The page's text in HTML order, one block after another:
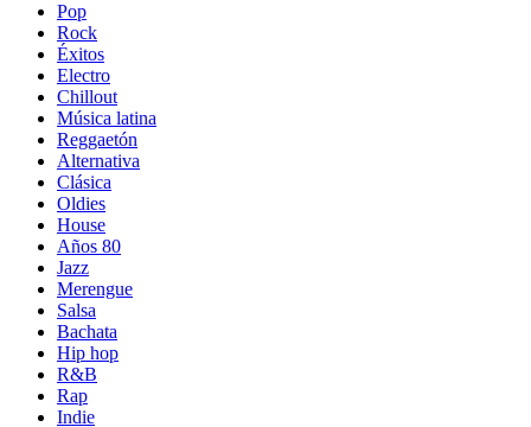
Pop
Rock
Éxitos
Electro
Chillout
Música latina
Reggaetón
Alternativa
Clásica
Oldies
House
Años 80
Jazz
Merengue
Salsa
Bachata
Hip hop
R&B
Rap
Indie